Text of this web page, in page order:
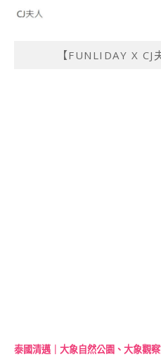
【FUNLIDAY X
泰國清邁｜大象自然公園、大象觀